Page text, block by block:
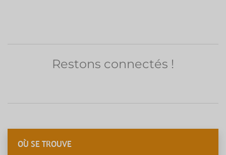
Restons connectés !
OÙ SE TROUVE